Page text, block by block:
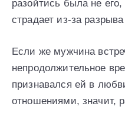
разойтись была не
страдает из-за
Если же мужчина
непродолжительное
признавался ей в
отношениями, значит,